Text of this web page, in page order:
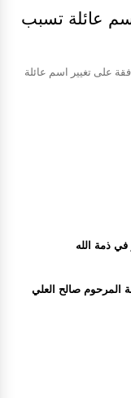
عائلة تسبب
على تغيير اسم عائلة
ذمة الله
المرحوم صالح العلي